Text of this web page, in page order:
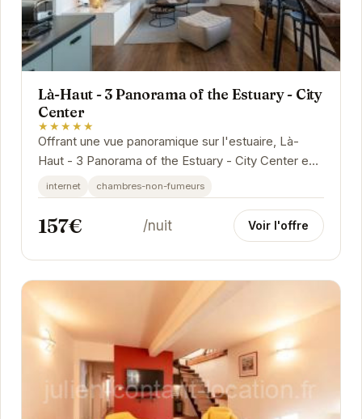
Là-Haut - 3 Panorama of the Estuary - City
Center
★★★★★
Offrant une vue panoramique sur l'estuaire, Là-
Haut - 3 Panorama of the Estuary - City Center est
un havre de paix au cœur de Honfleur. Son...
internet chambres-non-fumeurs
157€ /nuit Voir l'offre